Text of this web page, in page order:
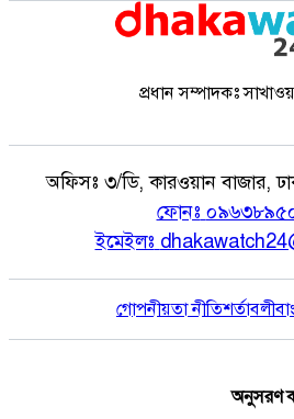
প্রধান সম্পাদকঃ
অফিসঃ ৩/ডি, কারওয়ান বাজার,
ফোনঃ
ইমেইলঃ
গোপনীয়তা নীতিশর্তাবলী
অনুসরণ